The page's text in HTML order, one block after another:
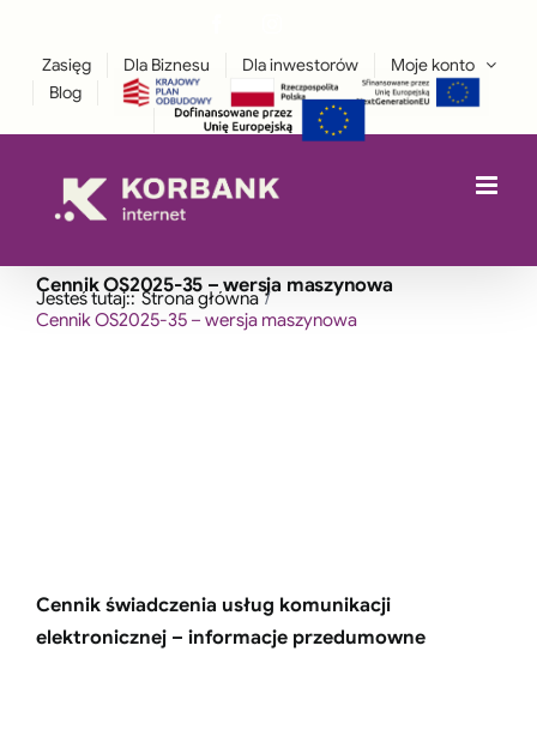
zawartości
Zasięg Dla Biznesu Dla inwestorów
Moje konto
Blog
Cennik OS2025-35 – wersja maszynowa
Jesteś tutaj:: Strona główna
Cennik OS2025-35 – wersja maszynowa
Cennik świadczenia usług komunikacji
elektronicznej – informacje przedumowne